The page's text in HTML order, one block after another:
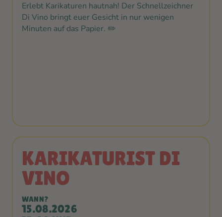
Erlebt Karikaturen hautnah! Der Schnellzeichner
Di Vino bringt euer Gesicht in nur wenigen
Minuten auf das Papier. ✏️
KARIKATURIST DI
VINO
WANN?
15.08.2026